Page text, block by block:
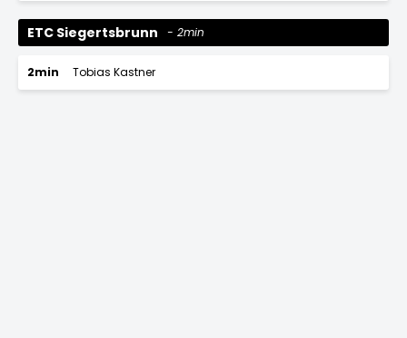
ETC Siegertsbrunn 2min
2min Tobias Kastner